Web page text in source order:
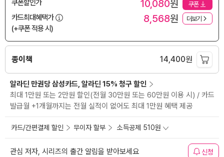
쿠폰할인가 10,080원 쿠폰
카드최대혜택가
(+쿠폰 적용 시)
8,568원 더보기
종이책 14,400원
알라딘 만권당 삼성카드, 알라딘 15% 청구 할인
최대 1만원 또는 2만원 할인(전월 30만원 또는 60만원 이용 시) / 카드
발급월 +1개월까지는 전월 실적이 없어도 최대 1만원 혜택 제공
카드/간편결제 할인 무이자 할부 소득공제 510원
관심 저자, 시리즈의 출간 알림을 받아보세요 신청